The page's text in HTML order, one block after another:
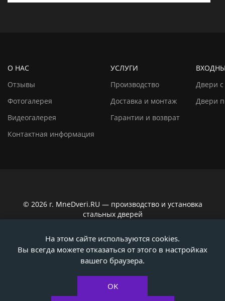
О НАС
Отзывы
Фотогалерея
Видеогалерея
Контактная информация
УСЛУГИ
Производство
Доставка и монтаж
Гарантии и возврат
Двери
Двери
© 2026 г. MneDveri.RU — производство и установка
стальных дверей
Гражданского кодекса РФ. Вся информация на сайте,
касающаяся технических характеристик, наличия на
складе, стоимости товаров, носит информационно-
уточняйте у наших консультантов!
Политика конфиденциальности
На этом сайте используются cookies.
Вы всегда можете отказаться от этого в настройках
вашего браузера.
OK